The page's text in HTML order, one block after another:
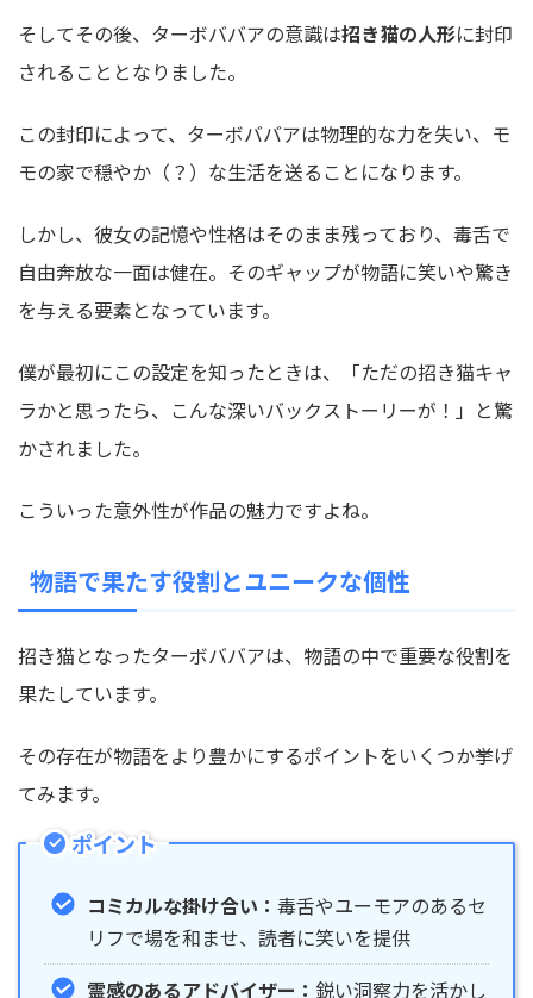
そしてその後、ターボババアの意識は招き猫の人形に封印
されることとなりました。
この封印によって、ターボババアは物理的な力を失い、モ
モの家で穏やか（？）な生活を送ることになります。
しかし、彼女の記憶や性格はそのまま残っており、 毒舌で
自由奔放な一面は健在。 そのギャップが物語に笑いや驚き
を与える要素となっています。
僕が最初にこの設定を知ったときは、「ただの招き猫キャ
ラかと思ったら、こんな深いバックストーリーが！」と驚
かされました。
こういった意外性が作品の魅力ですよね。
物語で果たす役割とユニークな個性
招き猫となったターボババアは、物語の中で重要な役割を
果たしています。
その存在が物語をより豊かにするポイントをいくつか挙げ
てみます。
ポイント
コミカルな掛け合い： 毒舌やユーモアのあるセ
リフで場を和ませ、読者に笑いを提供
霊感のあるアドバイザー： 鋭い洞察力を活かし